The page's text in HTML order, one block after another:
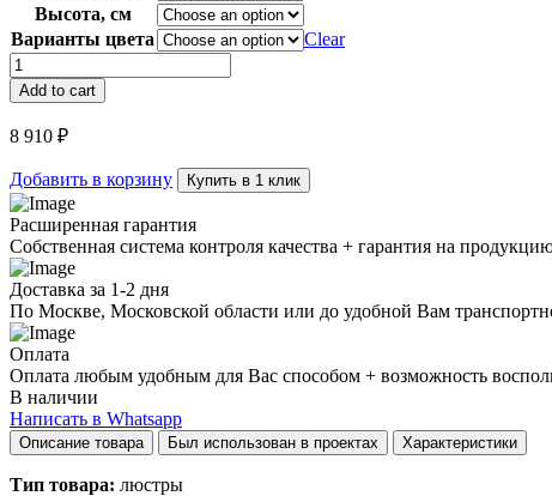
Высота, см
Варианты цвета
Clear
Люстра
Pearls
D
quantity
Add to cart
8 910 ₽
Добавить в корзину Купить в 1 клик
Расширенная гарантия
Собственная система контроля качества + гарантия на
Доставка за 1-2 дня
По Москве, Московской области или до удобной Вам
Оплата
Оплата любым удобным для Вас способом + возможность
В наличии
Написать в Whatsapp
Описание товара Был использован в проектах Характеристики
Тип товара: люстры